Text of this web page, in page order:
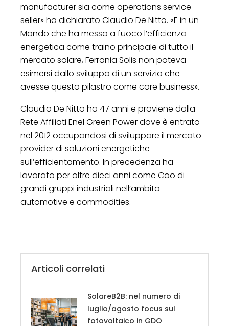
manufacturer sia come operations service
seller» ha dichiarato Claudio De Nitto. «E in un
Mondo che ha messo a fuoco l’efficienza
energetica come traino principale di tutto il
mercato solare, Ferrania Solis non poteva
esimersi dallo sviluppo di un servizio che
avesse questo pilastro come core business».
Claudio De Nitto ha 47 anni e proviene dalla
Rete Affiliati Enel Green Power dove è entrato
nel 2012 occupandosi di sviluppare il mercato
provider di soluzioni energetiche
sull’efficientamento. In precedenza ha
lavorato per oltre dieci anni come Coo di
grandi gruppi industriali nell’ambito
automotive e commodities.
Articoli correlati
SolareB2B: nel numero di
luglio/agosto focus sul
fotovoltaico in GDO